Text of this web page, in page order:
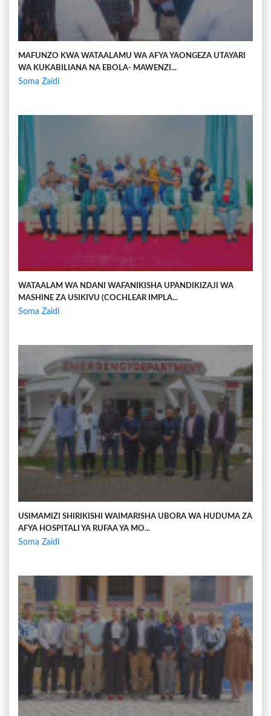
MAFUNZO KWA WATAALAMU WA AFYA YAONGEZA UTAYARI
WA KUKABILIANA NA EBOLA- MAWENZI...
Soma Zaidi
WATAALAM WA NDANI WAFANIKISHA UPANDIKIZAJI WA
MASHINE ZA USIKIVU (COCHLEAR IMPLA...
Soma Zaidi
USIMAMIZI SHIRIKISHI WAIMARISHA UBORA WA HUDUMA ZA
AFYA HOSPITALI YA RUFAA YA MO...
Soma Zaidi